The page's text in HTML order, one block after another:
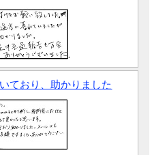
ており、助かりました